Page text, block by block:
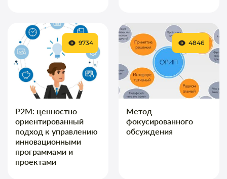
P2M: ценностно-
ориентированный
подход к управлению
инновационными
программами и
проектами
9734
Метод
фокусированного
обсуждения
4846